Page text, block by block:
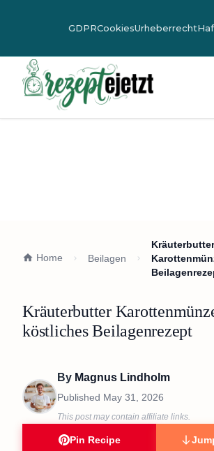
GDPRCookiesUrheberrecht
Home Beilagen
Kräuterbutter
Kräuterbutter
köstliches Beilagenrezept
By Magnus Lindholm
Published May 31, 2026
This post may contain affiliate links.
Pin Recipe